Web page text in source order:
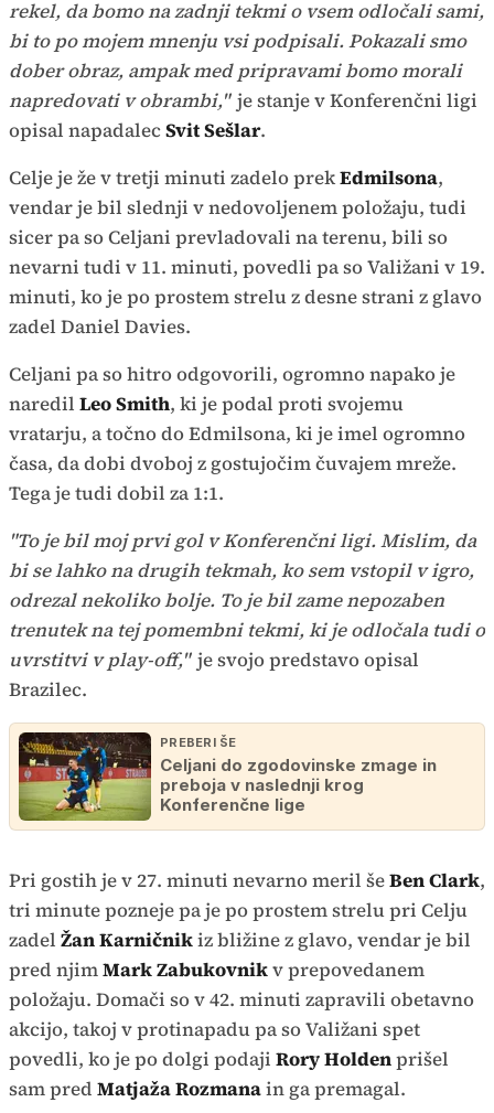
rekel, da bomo na zadnji tekmi o vsem odločali sami,
bi to po mojem mnenju vsi podpisali. Pokazali smo
dober obraz, ampak med pripravami bomo morali
napredovati v obrambi," je stanje v Konferenčni ligi
opisal napadalecSvit Sešlar.
Celje je že v tretji minuti zadelo prekEdmilsona,
vendar je bil slednji v nedovoljenem položaju, tudi
sicer pa so Celjani prevladovali na terenu, bili so
nevarni tudi v 11. minuti, povedli pa so Valižani v 19.
minuti, ko je po prostem strelu z desne strani z glavo
zadel Daniel Davies.
Celjani pa so hitro odgovorili, ogromno napako je
naredil Leo Smith, ki je podal proti svojemu
vratarju, a točno do Edmilsona, ki je imel ogromno
časa, da dobi dvoboj z gostujočim čuvajem mreže.
Tega je tudi dobil za 1:1.
"To je bil moj prvi gol v Konferenčni ligi. Mislim, da
bi se lahko na drugih tekmah, ko sem vstopil v igro,
odrezal nekoliko bolje. To je bil zame nepozaben
trenutek na tej pomembni tekmi, ki je odločala tudi o
uvrstitvi v play-off," je svojo predstavo opisal
Brazilec.
PREBERI ŠE
Celjani do zgodovinske zmage in
preboja v naslednji krog
Konferenčne lige
Pri gostih je v 27. minuti nevarno meril šeBen Clark,
tri minute pozneje pa je po prostem strelu pri Celju
zadel Žan Karničnikiz bližine z glavo, vendar je bil
pred njimMark Zabukovnikv prepovedanem
položaju. Domači so v 42. minuti zapravili obetavno
akcijo, takoj v protinapadu pa so Valižani spet
povedli, ko je po dolgi podaji Rory Holdenprišel
sam pred Matjaža Rozmanain ga premagal.